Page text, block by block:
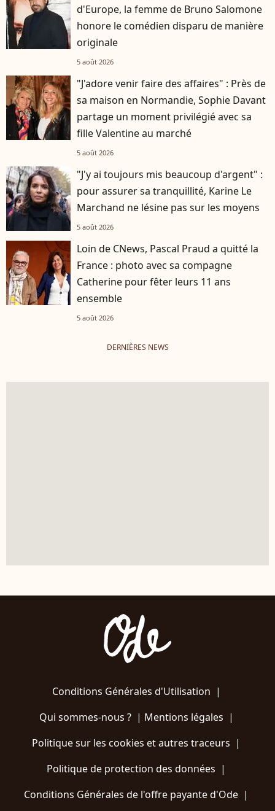
d'Europe, la femme de Bruno Salomone
honore le comédien disparu de manière
originale
5 août 2026
"J'adore venir faire des affaires" : Près de
sa maison en Normandie, Sophie Davant
partage un moment privilégié avec sa
fille Valentine au marché
5 août 2026
"J'y ai toujours mis beaucoup d'argent" :
pour assurer sa tranquillité, Karine Le
Marchand ne lésine pas sur les moyens
5 août 2026
Loin de CNews, Pascal Praud a quitté la
France : photo avec sa compagne
Catherine pour fêter leurs 11 ans
ensemble
5 août 2026
DERNIÈRES NEWS
Conditions Générales d'Utilisation |
Qui sommes-nous ?| Mentions légales |
Politique sur les cookies et autres traceurs |
Politique de protection des données |
Conditions Générales de l'offre payante d'Ode |